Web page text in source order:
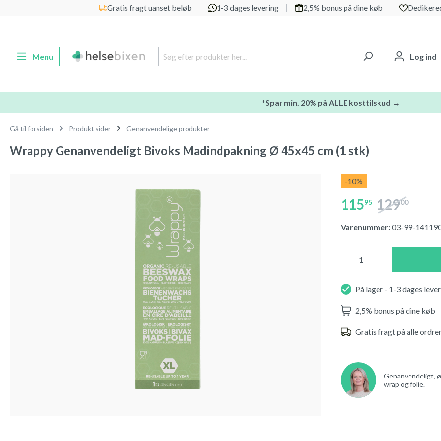
Gå til hovednavigationGratis fragt uanset beløb 1-3 dages levering 2,5% bonus på dine køb
Menu Log ind
*Spar min. 20% på ALLE kosttilskud →
Gå til forsiden Produkt sider Genanvendelige produkter
Wrappy Genanvendeligt Bivoks Madindpakning Ø 45x45 cm (1 stk)
-10%
11595 12900
Varenummer:03-99-
På lager - 1-3 dages
2,5% bonus på dine køb
Gratis fragt på alle
Genanvendeligt,
wrap og folie.